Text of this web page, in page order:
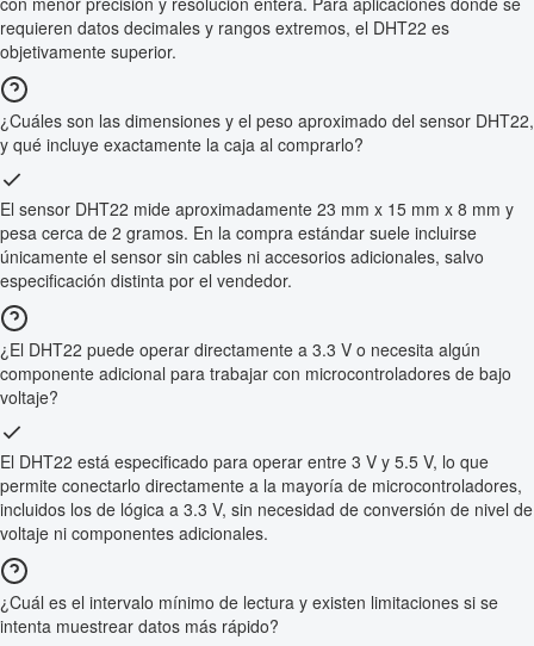
requieren datos decimales y rangos extremos, el DHT22 es
objetivamente superior.
¿Cuáles son las dimensiones y el peso aproximado del sensor DHT22,
y qué incluye exactamente la caja al comprarlo?
El sensor DHT22 mide aproximadamente 23 mm x 15 mm x 8 mm y
pesa cerca de 2 gramos. En la compra estándar suele incluirse
únicamente el sensor sin cables ni accesorios adicionales, salvo
especificación distinta por el vendedor.
¿El DHT22 puede operar directamente a 3.3 V o necesita algún
componente adicional para trabajar con microcontroladores de bajo
voltaje?
El DHT22 está especificado para operar entre 3 V y 5.5 V, lo que
permite conectarlo directamente a la mayoría de microcontroladores,
incluidos los de lógica a 3.3 V, sin necesidad de conversión de nivel de
voltaje ni componentes adicionales.
¿Cuál es el intervalo mínimo de lectura y existen limitaciones si se
intenta muestrear datos más rápido?